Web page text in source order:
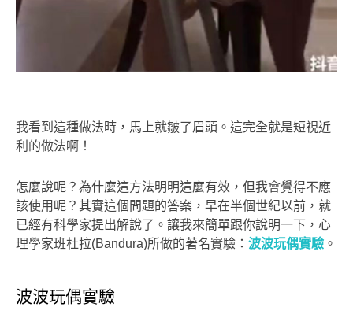
我看到這種做法時，馬上就皺了眉頭。這完全就是短視近
利的做法啊！
怎麼說呢？為什麼這方法明明這麼有效，但我會覺得不應
該使用呢？其實這個問題的答案，早在半個世紀以前，就
已經有科學家提出解說了。讓我來簡單跟你說明一下，心
理學家班杜拉(Bandura)所做的著名實驗： 波波玩偶實驗 。
波波玩偶實驗